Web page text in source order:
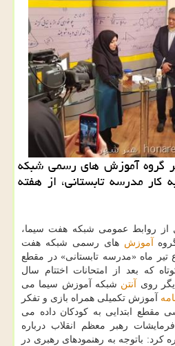
گروه آموزش های رسمی شبكه
مدرسه تابستانی، از هفته
از روابط عمومی شبکه هفت سیما،
آموزش های رسمی شبکه هفت
ماه «مدرسه تابستانی» در مقطع
که بعد از امتحانات اختتام سال
روی
آنتن شبکه آموزش سیما می
آموزش تکمیلی همراه بازی و تفکر
مقطع ابتدایی به کودکان داده می
رهبر معظم انقلاب درباره
کرد: باتوجه به رهنمودهای رهبری در